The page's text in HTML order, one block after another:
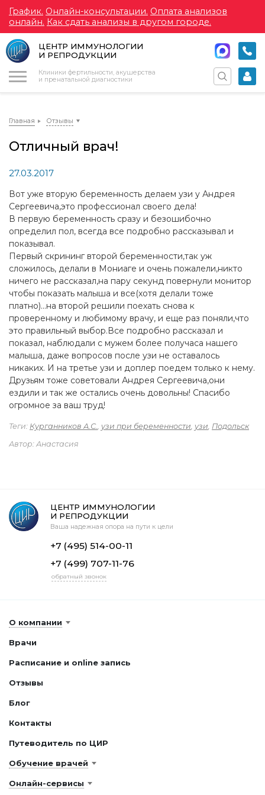
График. Онлайн-консультации. Оплата анализов
онлайн. Как сдать анализы в другом городе.
ЦЕНТР ИММУНОЛОГИИ
И РЕПРОДУКЦИИ
Клиники фертильности, акушерства
и пренатальной диагностики
Главная Отзывы
Отличный врач!
27.03.2017
Вот уже вторую беременность делаем узи у Андрея
Сергеевича,это профессионал своего дела!
В первую беременность сразу и безошибочно
определил пол, всегда все подробно рассказывал и
показывал.
Первый скрининг второй беременности,так уж
сложилось, делали в Мониаге и очень пожалели,никто
ничего не рассказал,на пару секунд повернули монитор
чтобы показать малыша и все(хотя делали тоже
платно)...на второй решили поехать снова к
проверенному и любимому врачу, и еще раз поняли,что
это правильный выбор.Все подробно рассказал и
показал, наблюдали с мужем более получаса нашего
малыша, даже вопросов после узи не оставалось
никаких. И на третье узи и доплер поедем только к нему.
Друзьям тоже советовали Андрея Сергеевича,они
ездили и так же остались очень довольны! Спасибо
огромное за ваш труд!
Теги: Курганников А.С., узи при беременности, узи, Подольск
Автор: Анастасия
ЦЕНТР ИММУНОЛОГИИ
И РЕПРОДУКЦИИ
Ваша надежная опора на пути к цели
+7 (495) 514-00-11
+7 (499) 707-11-76
обратный звонок
О компании
Врачи
Расписание и online запись
Отзывы
Блог
Контакты
Путеводитель по ЦИР
Обучение врачей
Онлайн-сервисы